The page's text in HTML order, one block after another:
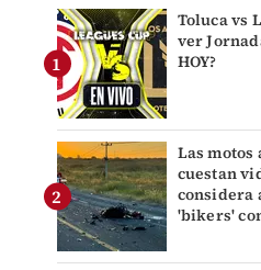
Toluca vs
ver
HOY?
Las
cuestan
considera
'bikers'